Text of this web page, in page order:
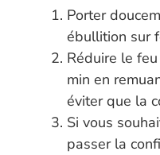
Porter
ébullition sur
Réduire le
min en
éviter que la
Si vous
passer la